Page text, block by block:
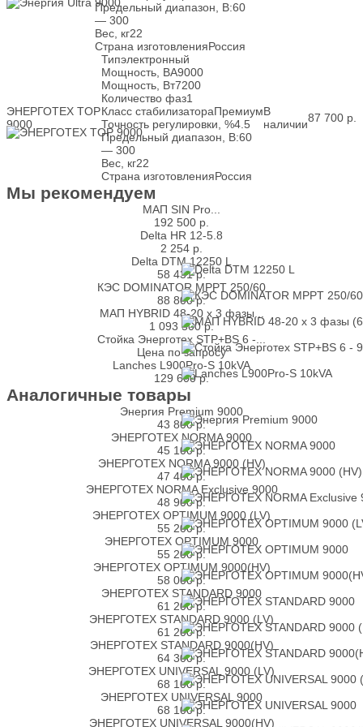
Предельный диапазон, В:60
— 300
Вес, кг22
Страна изготовленияРоссия
ЭНЕРГОТЕХ TOP
9000
Типэлектронный
Мощность, ВА9000
Мощность, Вт7200
Количество фаз1
Класс стабилизатораПремиум
Точность регулировки, %4.5
Предельный диапазон, В:60
— 300
Вес, кг22
Страна изготовленияРоссия
В
наличии87 700 р.
Мы рекомендуем
МАП SIN Pro...
192 500 р.
Delta HR 12-5.8
2 254 р.
Delta DTM 12250 L
58 431р.
КЭС DOMINATOR MPPT 250/60
88 800р.
МАП HYBRID 48-20 х 3 фазы...
1 093 500р.
Стойка Энерготех STP+BS 6 -...
Цена по запросу
Lanches L900Pro-S 10kVA
129 600р.
Аналогичные товары
Энергия Premium 9000
43 800р.
ЭНЕРГОТЕХ NORMA 9000
45 100р.
ЭНЕРГОТЕХ NORMA 9000 (HV)
47 400р.
ЭНЕРГОТЕХ NORMA Exclusive 9000
48 900р.
ЭНЕРГОТЕХ OPTIMUM 9000 (LV)
55 200р.
ЭНЕРГОТЕХ OPTIMUM 9000
55 200р.
ЭНЕРГОТЕХ OPTIMUM 9000(HV)
58 000р.
ЭНЕРГОТЕХ STANDARD 9000
61 200р.
ЭНЕРГОТЕХ STANDARD 9000 (LV)
61 200р.
ЭНЕРГОТЕХ STANDARD 9000(HV)
64 300р.
ЭНЕРГОТЕХ UNIVERSAL 9000 (LV)
68 100р.
ЭНЕРГОТЕХ UNIVERSAL 9000
68 100р.
ЭНЕРГОТЕХ UNIVERSAL 9000(HV)